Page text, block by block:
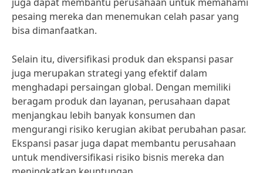
pesaing mereka dan menemukan celah pasar yang
bisa dimanfaatkan.
Selain itu, diversifikasi produk dan ekspansi pasar
juga merupakan strategi yang efektif dalam
menghadapi persaingan global. Dengan memiliki
beragam produk dan layanan, perusahaan dapat
menjangkau lebih banyak konsumen dan
mengurangi risiko kerugian akibat perubahan pasar.
Ekspansi pasar juga dapat membantu perusahaan
untuk mendiversifikasi risiko bisnis mereka dan